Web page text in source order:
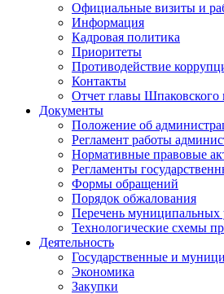
Официальные визиты и
Информация
Кадровая политика
Приоритеты
Противодействие
Контакты
Отчет главы Шпаковского
Документы
Положение об
Регламент работы
Нормативные правовые
Регламенты
Формы обращений
Порядок обжалования
Перечень муниципальных
Технологические схемы
Деятельность
Государственные и
Экономика
Закупки